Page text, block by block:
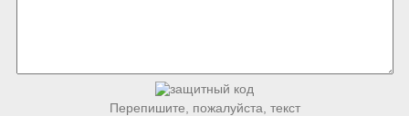
Перепишите, пожалуйста, текст